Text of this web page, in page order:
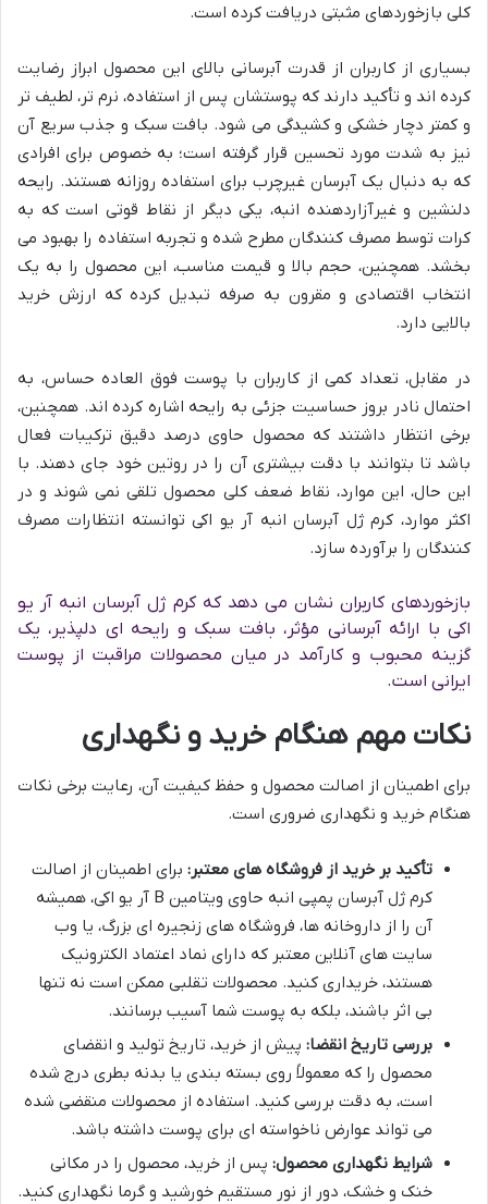
کلی بازخوردهای مثبتی دریافت کرده است.
بسیاری از کاربران از قدرت آبرسانی بالای این محصول ابراز رضایت
کرده اند و تأکید دارند که پوستشان پس از استفاده، نرم تر، لطیف تر
و کمتر دچار خشکی و کشیدگی می شود. بافت سبک و جذب سریع آن
نیز به شدت مورد تحسین قرار گرفته است؛ به خصوص برای افرادی
که به دنبال یک آبرسان غیرچرب برای استفاده روزانه هستند. رایحه
دلنشین و غیرآزاردهنده انبه، یکی دیگر از نقاط قوتی است که به
کرات توسط مصرف کنندگان مطرح شده و تجربه استفاده را بهبود می
بخشد. همچنین، حجم بالا و قیمت مناسب، این محصول را به یک
انتخاب اقتصادی و مقرون به صرفه تبدیل کرده که ارزش خرید
بالایی دارد.
در مقابل، تعداد کمی از کاربران با پوست فوق العاده حساس، به
احتمال نادر بروز حساسیت جزئی به رایحه اشاره کرده اند. همچنین،
برخی انتظار داشتند که محصول حاوی درصد دقیق ترکیبات فعال
باشد تا بتوانند با دقت بیشتری آن را در روتین خود جای دهند. با
این حال، این موارد، نقاط ضعف کلی محصول تلقی نمی شوند و در
اکثر موارد، کرم ژل آبرسان انبه آر یو اکی توانسته انتظارات مصرف
کنندگان را برآورده سازد.
بازخوردهای کاربران نشان می دهد که کرم ژل آبرسان انبه آر یو
اکی با ارائه آبرسانی مؤثر، بافت سبک و رایحه ای دلپذیر، یک
گزینه محبوب و کارآمد در میان محصولات مراقبت از پوست
ایرانی است.
نکات مهم هنگام خرید و نگهداری
برای اطمینان از اصالت محصول و حفظ کیفیت آن، رعایت برخی نکات
هنگام خرید و نگهداری ضروری است.
تأکید بر خرید از فروشگاه های معتبر: برای اطمینان از اصالت
کرم ژل آبرسان پمپی انبه حاوی ویتامین B آر یو اکی، همیشه
آن را از داروخانه ها، فروشگاه های زنجیره ای بزرگ، یا وب
سایت های آنلاین معتبر که دارای نماد اعتماد الکترونیک
هستند، خریداری کنید. محصولات تقلبی ممکن است نه تنها
بی اثر باشند، بلکه به پوست شما آسیب برسانند.
بررسی تاریخ انقضا: پیش از خرید، تاریخ تولید و انقضای
محصول را که معمولاً روی بسته بندی یا بدنه بطری درج شده
است، به دقت بررسی کنید. استفاده از محصولات منقضی شده
می تواند عوارض ناخواسته ای برای پوست داشته باشد.
شرایط نگهداری محصول: پس از خرید، محصول را در مکانی
خنک و خشک، دور از نور مستقیم خورشید و گرما نگهداری کنید.